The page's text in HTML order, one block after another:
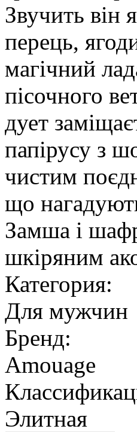
Звучить він
перець,
магічний
пісочного
дует
папірусу з
чистим
що
Замша і
шкіряним
Категория:
Для мужчин
Бренд:
Amouage
Элитная